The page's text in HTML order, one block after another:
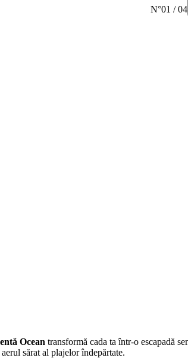
N°01 /04
Ocean transformă cada ta într-o escapadă
sărat al plajelor îndepărtate.